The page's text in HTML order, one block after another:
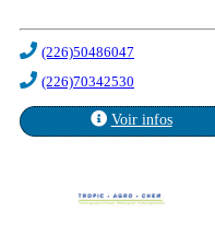
(226)50486047
(226)70342530
Voir infos